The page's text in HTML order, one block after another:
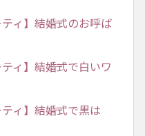
ィ】結婚式のお呼ば
ィ】結婚式で白いワ
ィ】結婚式で黒は